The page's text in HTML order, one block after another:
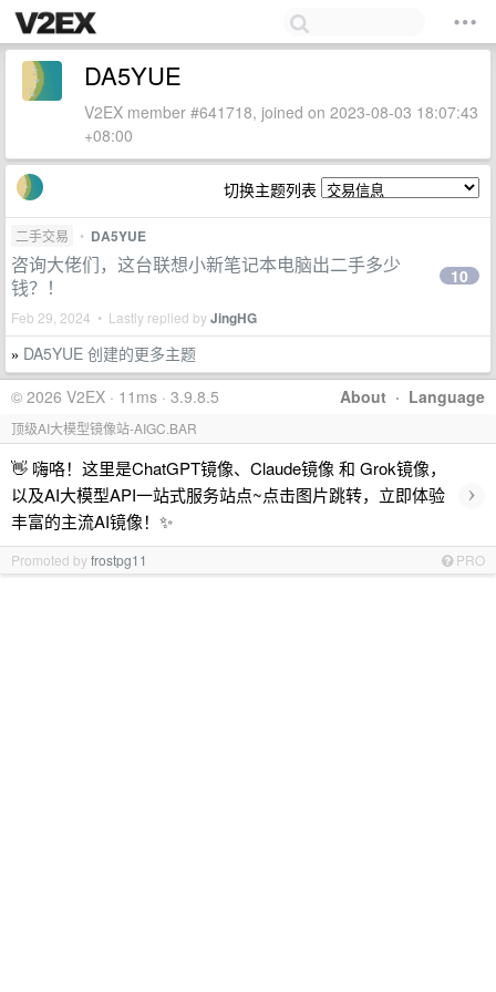
DA5YUE
V2EX member #641718, joined on 2023-08-03 18:07:43
+08:00
切换主题列表
二手交易 • DA5YUE
咨询大佬们，这台联想小新笔记本电脑出二手多少
钱？！
Feb 29, 2024 • Lastly replied byJingHG
10
» DA5YUE 创建的更多主题
About · Language
© 2026 V2EX · 11ms · 3.9.8.5
顶级AI大模型镜像站-AIGC.BAR
👋 嗨咯！这里是ChatGPT镜像、Claude镜像 和 Grok镜像，
以及AI大模型API一站式服务站点~点击图片跳转，立即体验
丰富的主流AI镜像！✨
›
Promoted byfrostpg11 PRO